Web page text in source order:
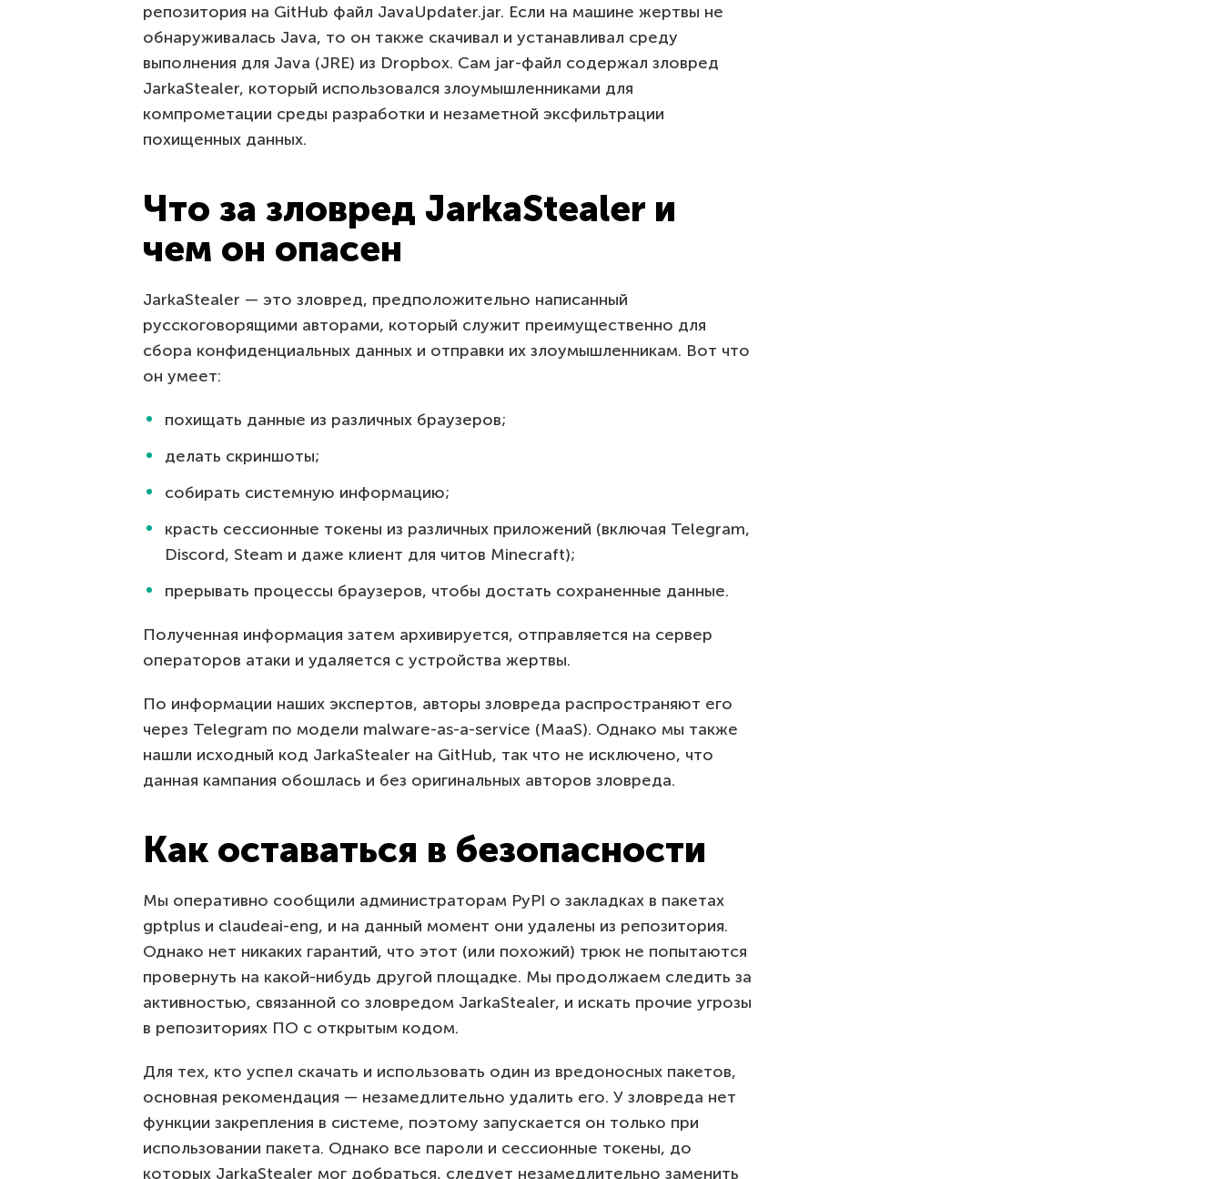
репозитория на GitHub файл JavaUpdater.jar. Если на машине жертвы не
обнаруживалась Java, то он также скачивал и устанавливал среду
выполнения для Java (JRE) из Dropbox. Сам jar-файл содержал зловред
JarkaStealer, который использовался злоумышленниками для
компрометации среды разработки и незаметной эксфильтрации
похищенных данных.
Что за зловред JarkaStealer и
чем он опасен
JarkaStealer — это зловред, предположительно написанный
русскоговорящими авторами, который служит преимущественно для
сбора конфиденциальных данных и отправки их злоумышленникам. Вот что
он умеет:
похищать данные из различных браузеров;
делать скриншоты;
собирать системную информацию;
красть сессионные токены из различных приложений (включая Telegram,
Discord, Steam и даже клиент для читов Minecraft);
прерывать процессы браузеров, чтобы достать сохраненные данные.
Полученная информация затем архивируется, отправляется на сервер
операторов атаки и удаляется с устройства жертвы.
По информации наших экспертов, авторы зловреда распространяют его
через Telegram по модели malware-as-a-service (MaaS). Однако мы также
нашли исходный код JarkaStealer на GitHub, так что не исключено, что
данная кампания обошлась и без оригинальных авторов зловреда.
Как оставаться в безопасности
Мы оперативно сообщили администраторам PyPI о закладках в пакетах
gptplus и claudeai-eng, и на данный момент они удалены из репозитория.
Однако нет никаких гарантий, что этот (или похожий) трюк не попытаются
провернуть на какой-нибудь другой площадке. Мы продолжаем следить за
активностью, связанной со зловредом JarkaStealer, и искать прочие угрозы
в репозиториях ПО с открытым кодом.
Для тех, кто успел скачать и использовать один из вредоносных пакетов,
основная рекомендация — незамедлительно удалить его. У зловреда нет
функции закрепления в системе, поэтому запускается он только при
использовании пакета. Однако все пароли и сессионные токены, до
которых JarkaStealer мог добраться, следует незамедлительно заменить